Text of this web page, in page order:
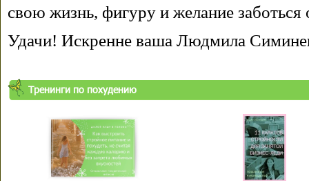
свою жизнь, фигуру и желание заботься
Удачи! Искренне ваша Людмила
Тренинги по похудению